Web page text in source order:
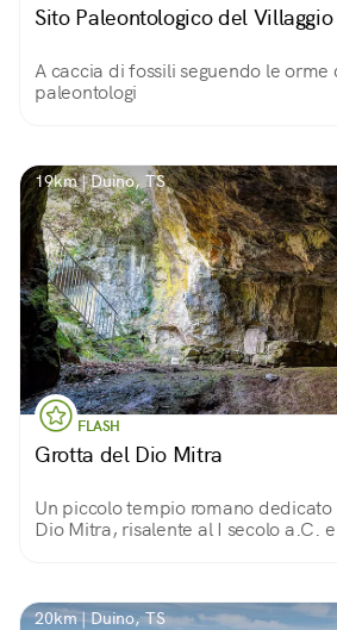
Sito Paleontologico del
A caccia di fossili seguendo le orme
paleontologi
19km | Duino, TS
FLASH
Grotta del Dio Mitra
Un piccolo tempio romano
Dio Mitra, risalente al I secolo a.C.
20km | Duino, TS